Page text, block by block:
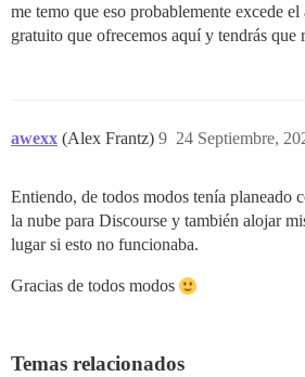
me temo que eso probablemente excede
gratuito que ofrecemos aquí y tendrás que
awexx (Alex Frantz) 24 Septiembre,
9
Entiendo, de todos modos tenía planeado
la nube para Discourse y también alojar
lugar si esto no funcionaba.
Gracias de todos modos
Temas relacionados